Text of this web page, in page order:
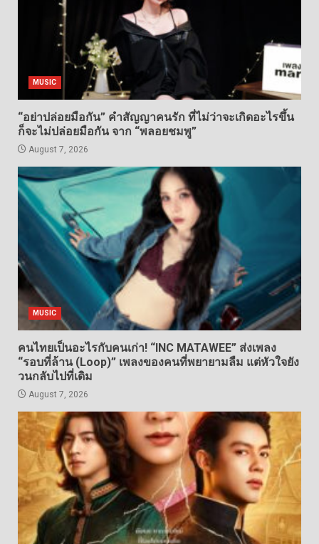
MUSIC
“อย่าปล่อยมือกัน” คำสัญญาคนรัก ที่ไม่ว่าจะเกิดอะไรขึ้น
ก็จะไม่ปล่อยมือกัน จาก “พลอยชมพู”
August 7, 2026
MUSIC
คนไทยเป็นอะไรกับคนเก่า! “INC MATAWEE” ส่งเพลง
“รอบที่ล้าน (Loop)” เพลงของคนที่พยายามลืม แต่หัวใจยัง
วนกลับไปที่เดิม
August 7, 2026